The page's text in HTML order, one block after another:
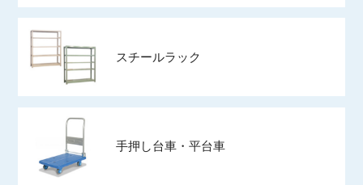
スチールラック
手押し台車・平台車